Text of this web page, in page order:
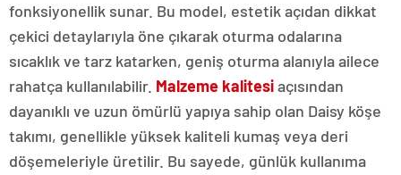
fonksiyonellik sunar. Bu model, estetik açıdan dikkat
çekici detaylarıyla öne çıkarak oturma odalarına
sıcaklık ve tarz katarken, geniş oturma alanıyla ailece
rahatça kullanılabilir. Malzeme kalitesiaçısından
dayanıklı ve uzun ömürlü yapıya sahip olan Daisy köşe
takımı, genellikle yüksek kaliteli kumaş veya deri
döşemeleriyle üretilir. Bu sayede, günlük kullanıma